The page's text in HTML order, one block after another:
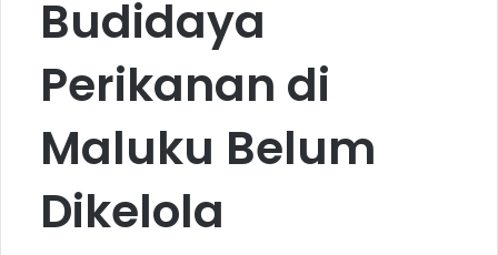
Budidaya
Perikanan di
Maluku Belum
Dikelola